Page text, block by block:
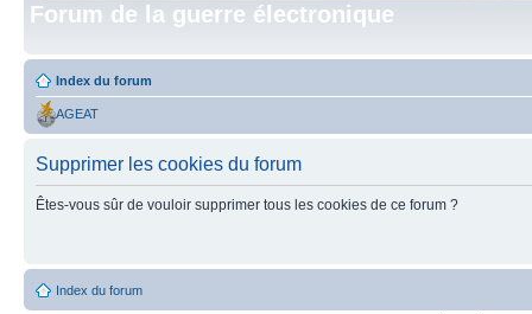
Forum de la guerre électronique
Index du forum
AGEAT
Supprimer les cookies du forum
Êtes-vous sûr de vouloir supprimer tous les cookies de ce forum ?
Index du forum